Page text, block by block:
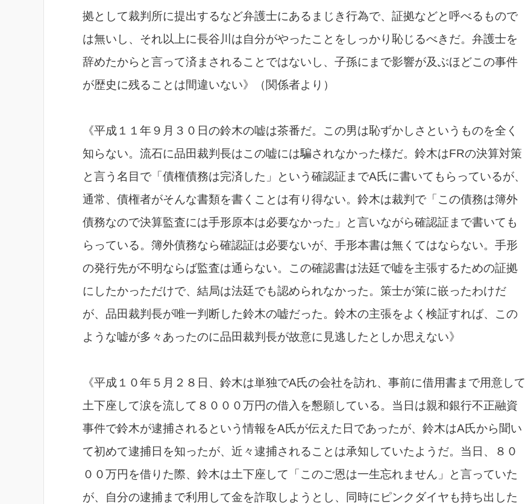
拠として裁判所に提出するなど弁護士にあるまじき行為で、証拠などと呼べるもので
は無いし、それ以上に長谷川は自分がやったことをしっかり恥じるべきだ。弁護士を
辞めたからと言って済まされることではないし、子孫にまで影響が及ぶほどこの事件
が歴史に残ることは間違いない》（関係者より）
《平成１１年９月３０日の鈴木の嘘は茶番だ。この男は恥ずかしさというものを全く
知らない。流石に品田裁判長はこの嘘には騙されなかった様だ。鈴木はFRの決算対策
と言う名目で「債権債務は完済した」という確認証までA氏に書いてもらっているが、
通常、債権者がそんな書類を書くことは有り得ない。鈴木は裁判で「この債務は簿外
債務なので決算監査には手形原本は必要なかった」と言いながら確認証まで書いても
らっている。簿外債務なら確認証は必要ないが、手形本書は無くてはならない。手形
の発行先が不明ならば監査は通らない。この確認書は法廷で嘘を主張するための証拠
にしたかっただけで、結局は法廷でも認められなかった。策士が策に嵌ったわけだ
が、品田裁判長が唯一判断した鈴木の嘘だった。鈴木の主張をよく検証すれば、この
ような嘘が多々あったのに品田裁判長が故意に見逃したとしか思えない》
《平成１０年５月２８日、鈴木は単独でA氏の会社を訪れ、事前に借用書まで用意して
土下座して涙を流して８０００万円の借入を懇願している。当日は親和銀行不正融資
事件で鈴木が逮捕されるという情報をA氏が伝えた日であったが、鈴木はA氏から聞い
て初めて逮捕日を知ったが、近々逮捕されることは承知していたようだ。当日、８０
００万円を借りた際、鈴木は土下座して「このご恩は一生忘れません」と言っていた
が、自分の逮捕まで利用して金を詐取しようとし、同時にピンクダイヤも持ち出した